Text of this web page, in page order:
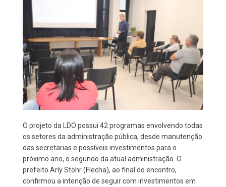
O projeto da LDO possui 42 programas envolvendo todas
os setores da administração pública, desde manutenção
das secretarias e possíveis investimentos para o
próximo ano, o segundo da atual administração. O
prefeito Arly Stöhr (Flecha), ao final do encontro,
confirmou a intenção de seguir com investimentos em